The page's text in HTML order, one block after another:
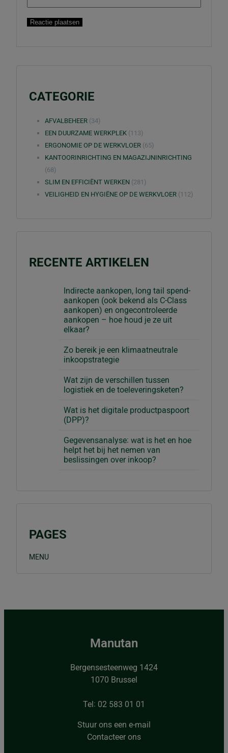
CATEGORIE
AFVALBEHEER(34)
EEN DUURZAME WERKPLEK(113)
ERGONOMIE OP DE WERKVLOER(65)
KANTOORINRICHTING EN MAGAZIJNINRICHTING
(68)
SLIM EN EFFICIËNT WERKEN(281)
VEILIGHEID EN HYGIËNE OP DE WERKVLOER(112)
RECENTE ARTIKELEN
Indirecte aankopen, long tail spend-
aankopen (ook bekend als C-Class
aankopen) en ongecontroleerde
aankopen – hoe houd je ze uit
elkaar?
Zo bereik je een klimaatneutrale
inkoopstrategie
Wat zijn de verschillen tussen
logistiek en de toeleveringsketen?
Wat is het digitale productpaspoort
(DPP)?
Gegevensanalyse: wat is het en hoe
helpt het bij het nemen van
beslissingen over inkoop?
PAGES
MENU
Manutan
Bergensesteenweg 1424
1070 Brussel
Tel: 02 583 01 01
Stuur ons een e-mail
Contacteer ons